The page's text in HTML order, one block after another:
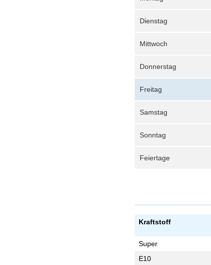
Dienstag
Mittwoch
Donnerstag
Freitag
Samstag
Sonntag
Feiertage
Kraftstoff
Super
E10